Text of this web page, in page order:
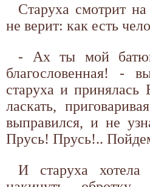
Старуха смотрит
не верит: как есть
- Ах ты мой
благословенная! -
старуха и принялась
ласкать,
выправился, и не
Прусь! Прусь!..
И старуха